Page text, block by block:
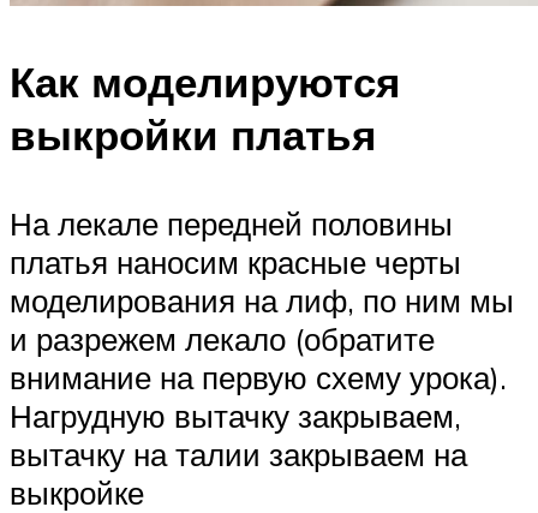
Как моделируются
выкройки платья
На лекале передней половины
платья наносим красные черты
моделирования на лиф, по ним мы
и разрежем лекало (обратите
внимание на первую схему урока).
Нагрудную вытачку закрываем,
вытачку на талии закрываем на
выкройке